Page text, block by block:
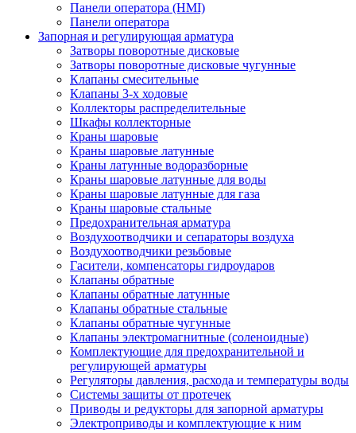
Панели оператора (HMI)
Панели оператора
Запорная и регулирующая арматура
Затворы поворотные дисковые
Затворы поворотные дисковые чугунные
Клапаны смесительные
Клапаны 3-х ходовые
Коллекторы распределительные
Шкафы коллекторные
Краны шаровые
Краны шаровые латунные
Краны латунные водоразборные
Краны шаровые латунные для воды
Краны шаровые латунные для газа
Краны шаровые стальные
Предохранительная арматура
Воздухоотводчики и сепараторы воздуха
Воздухоотводчики резьбовые
Гасители, компенсаторы гидроударов
Клапаны обратные
Клапаны обратные латунные
Клапаны обратные стальные
Клапаны обратные чугунные
Клапаны электромагнитные (соленоидные)
Комплектующие для предохранительной и
регулирующей арматуры
Регуляторы давления, расхода и температуры воды
Системы защиты от протечек
Приводы и редукторы для запорной арматуры
Электроприводы и комплектующие к ним